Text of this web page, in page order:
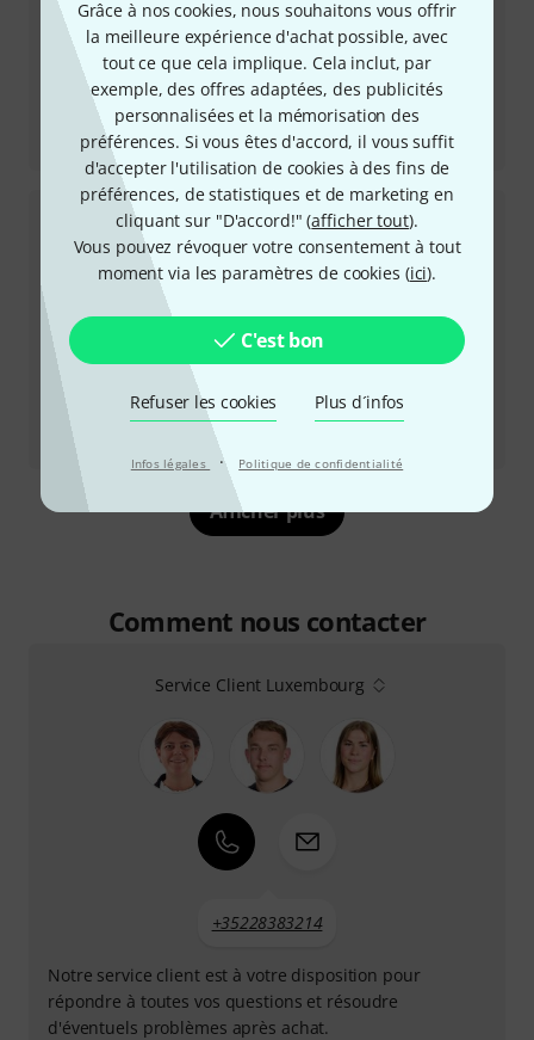
Grâce à nos cookies, nous souhaitons vous offrir
la meilleure expérience d'achat possible, avec
tout ce que cela implique. Cela inclut, par
exemple, des offres adaptées, des publicités
personnalisées et la mémorisation des
préférences. Si vous êtes d'accord, il vous suffit
d'accepter l'utilisation de cookies à des fins de
préférences, de statistiques et de marketing en
cliquant sur "D'accord!" (afficher tout).
Vous pouvez révoquer votre consentement à tout
moment via les paramètres de cookies (ici).
C'est bon
Refuser les cookies Plus d´infos
Infos légales · Politique de confidentialité
Review
Rupert Neve Designs RNDI & RNDI-M
Afficher plus
Comment nous contacter
Service Client Luxembourg
+35228383214
Notre service client est à votre disposition pour
répondre à toutes vos questions et résoudre
d'éventuels problèmes après achat.